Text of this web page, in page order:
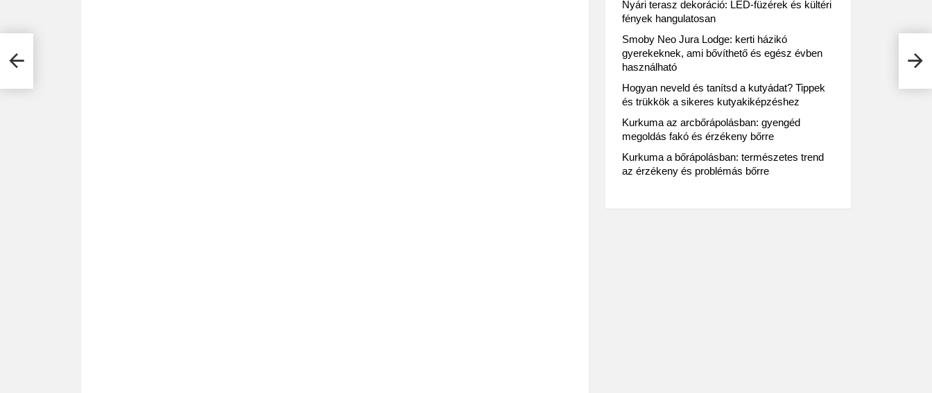
ára
Nyári terasz dekoráció: LED-füzérek és kültéri
fények hangulatosan
Smoby Neo Jura Lodge: kerti házikó
gyerekeknek, ami bővíthető és egész évben
használható
Hogyan neveld és tanítsd a kutyádat? Tippek
és trükkök a sikeres kutyakiképzéshez
Kurkuma az arcbőrápolásban: gyengéd
megoldás fakó és érzékeny bőrre
Kurkuma a bőrápolásban: természetes trend
az érzékeny és problémás bőrre